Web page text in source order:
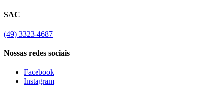
SAC
(49) 3323-4687
Nossas redes sociais
Facebook
Instagram